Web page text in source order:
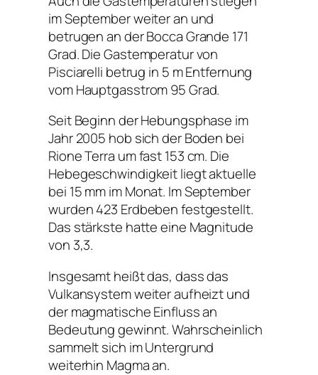
im September weiter an und
betrugen an der Bocca Grande 171
Grad. Die Gastemperatur von
Pisciarelli betrug in 5 m Entfernung
vom Hauptgasstrom 95 Grad.
Seit Beginn der Hebungsphase im
Jahr 2005 hob sich der Boden bei
Rione Terra um fast 153 cm. Die
Hebegeschwindigkeit liegt aktuelle
bei 15 mm im Monat. Im September
wurden 423 Erdbeben festgestellt.
Das stärkste hatte eine Magnitude
von 3,3.
Insgesamt heißt das, dass das
Vulkansystem weiter aufheizt und
der magmatische Einfluss an
Bedeutung gewinnt. Wahrscheinlich
sammelt sich im Untergrund
weiterhin Magma an.